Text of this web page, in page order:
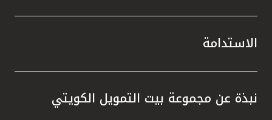
الاستدامة
نبذة عن مجموعة بيت التمويل الكويتي